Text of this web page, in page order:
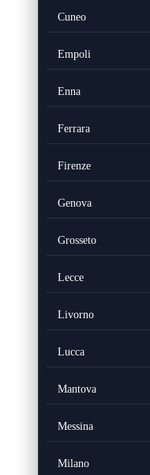
Cuneo
Empoli
Enna
Ferrara
Firenze
Genova
Grosseto
Lecce
Livorno
Lucca
Mantova
Messina
Milano